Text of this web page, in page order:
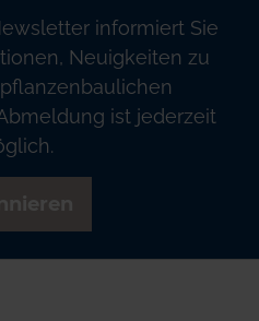
informiert Sie
Neuigkeiten zu
ist jederzeit